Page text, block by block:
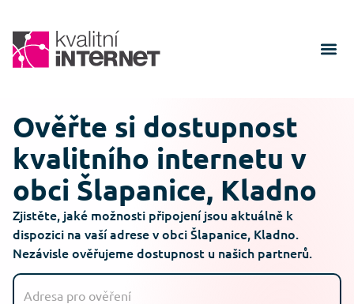
Ověřte si dostupnost
kvalitního internetu v
obci Šlapanice, Kladno
Zjistěte, jaké možnosti připojení jsou aktuálně k
dispozici na vaší adrese v obci Šlapanice, Kladno.
Nezávisle ověřujeme dostupnost u našich partnerů.